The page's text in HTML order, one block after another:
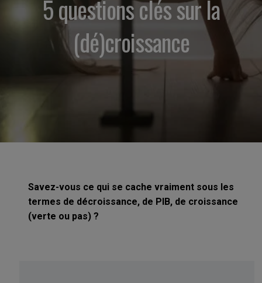
5 questions clés sur la
(dé)croissance
Savez-vous ce qui se cache vraiment sous les
termes de décroissance, de PIB, de croissance
(verte ou pas) ?